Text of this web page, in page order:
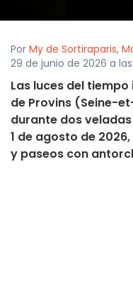
Por My de Sortiraparis,
29 de junio de 2026 a
Las luces del
de Provins (Seine-
durante dos
1 de agosto de
y paseos con